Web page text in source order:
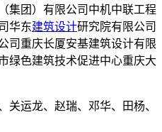
集团）有限公司中机中联工程
华东建筑设计研究院有限公司
司重庆长厦安基建筑设计有限
绿色建筑技术促进中心重庆大
关运龙、赵瑞、邓华、田杨、